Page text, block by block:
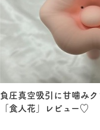
負圧真空吸引に甘噛み
「食人花」レビュー♡